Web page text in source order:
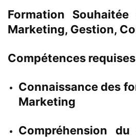
Formation Souhaitée
Marketing, Gestion,
Compétences
Connaissance des
Marketing
Compréhension